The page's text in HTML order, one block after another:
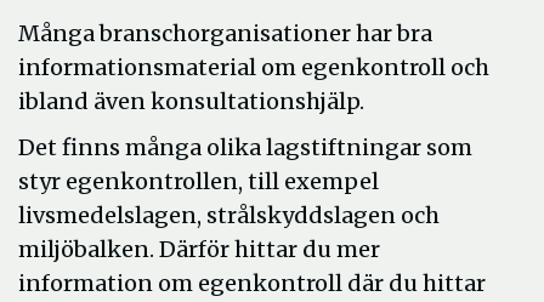
Många branschorganisationer har bra
informationsmaterial om egenkontroll och
ibland även konsultationshjälp.
Det finns många olika lagstiftningar som
styr egenkontrollen, till exempel
livsmedelslagen, strålskyddslagen och
miljöbalken. Därför hittar du mer
information om egenkontroll där du hittar